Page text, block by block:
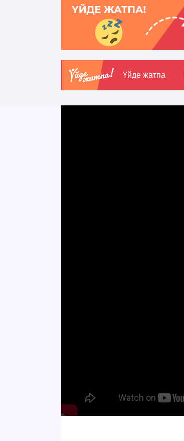
Үйде жатпа